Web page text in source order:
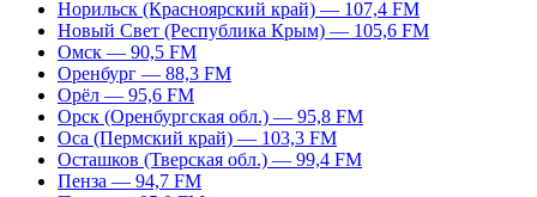
Норильск (Красноярский край) — 107,4 FM
Новый Свет (Республика Крым) — 105,6 FM
Омск — 90,5 FM
Оренбург — 88,3 FM
Орёл — 95,6 FM
Орск (Оренбургская обл.) — 95,8 FM
Оса (Пермский край) — 103,3 FM
Осташков (Тверская обл.) — 99,4 FM
Пенза — 94,7 FM